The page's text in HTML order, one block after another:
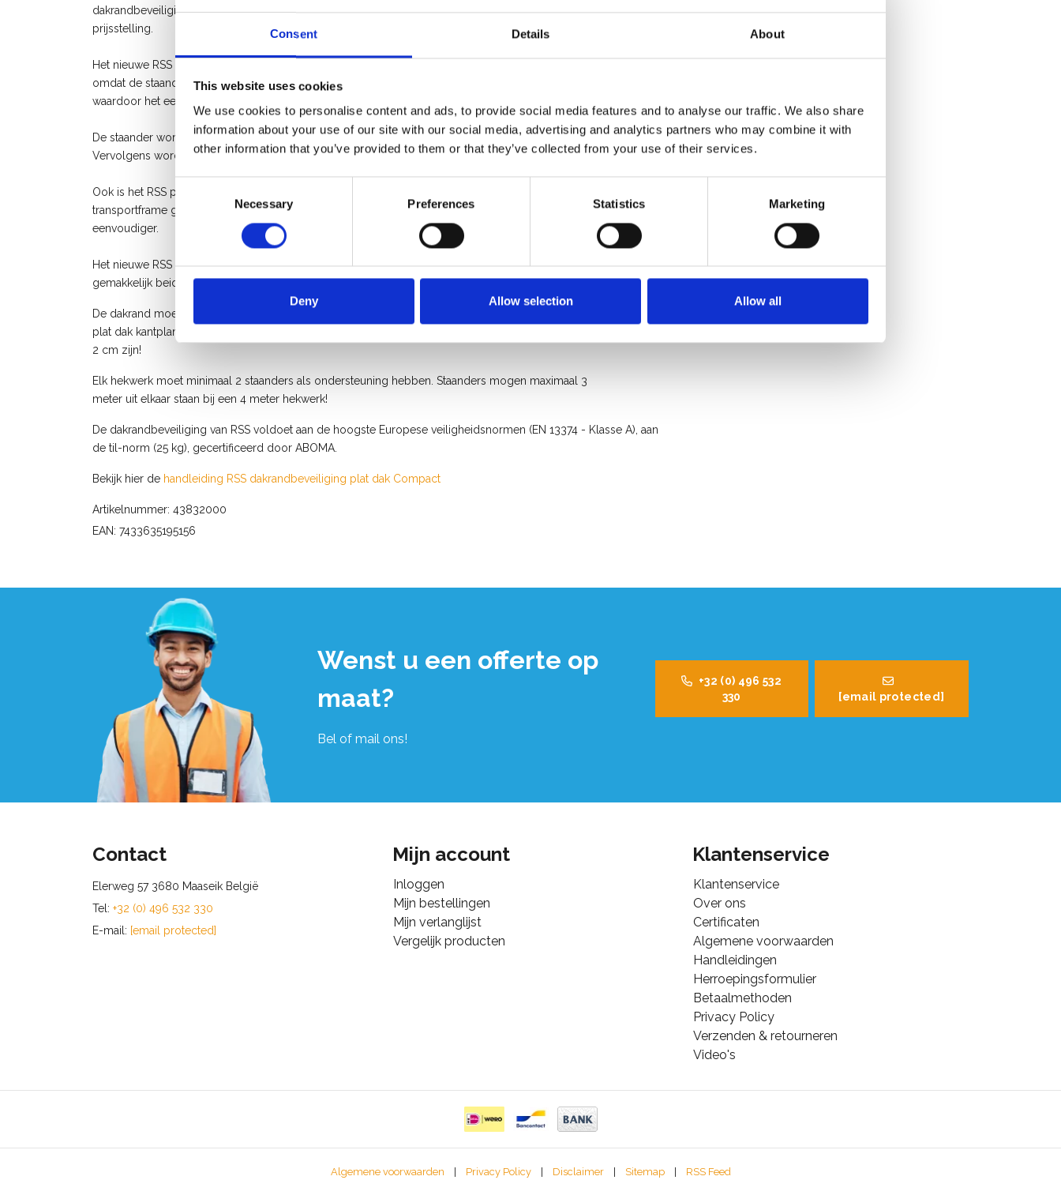
Consent Details About
This website uses cookies
We use cookies to personalise content and ads, to provide social media features and to analyse our traffic. We also share
information about your use of our site with our social media, advertising and analytics partners who may combine it with
other information that you’ve provided to them or that they’ve collected from your use of their services.
Necessary Preferences Statistics Marketing
Deny Allow selection Allow all
dakrandbeveiligingssysteem, wat zich onderscheid in efficiëntie, gebruiksvriendelijkheid en competitieve
prijsstelling.
Het nieuwe RSS systeem is gemakkelijk op te bouwen door één individu en neemt weinig ruimte in op het dak
omdat de staander slechts 60 cm lang is. Bovendien bestaat het Compact systeem slechts uit drie onderdelen,
waardoor het eenvoudig en snel is op te bouwen.
De staander wordt op zijn plaats gehouden door aan weerzijden een contragewicht (betonblok) te plaatsen.
Vervolgens wordt het hekwerk in de staander gehangen en gezekerd door de klemhaken.
Ook is het RSS plat dak Compact valbeveiliging systeem verkrijgbaar in combinatie met een hoogwaardig
transportframe geschikt tot 40 meter. Dit maakt opslag en transport van het Compact systeem alleen maar
eenvoudiger.
Het nieuwe RSS Compact systeem is ook compatibel met het oude RSS plat dak systeem. Hierdoor kun je
gemakkelijk beide systemen toepassen, en doorkoppelen met elkaar.
De dakrand moet een minimale hoogte van 15 cm hebben. Indien de dakrand lager is dan 15 cm dient de RSS
plat dak kantplank gemonteerd te worden. De opening tussen het werkoppervlak en de kantplank mag maximaal
2 cm zijn!
Elk hekwerk moet minimaal 2 staanders als ondersteuning hebben. Staanders mogen maximaal 3
meter uit elkaar staan bij een 4 meter hekwerk!
De dakrandbeveiliging van RSS voldoet aan de hoogste Europese veiligheidsnormen (EN 13374 - Klasse A), aan
de til-norm (25 kg), gecertificeerd door ABOMA.
Bekijk hier de handleiding RSS dakrandbeveiliging plat dak Compact
Artikelnummer: 43832000
EAN: 7433635195156
Wenst u een offerte op
maat?
Bel of mail ons!
+32 (0) 496 532
330
[email protected]
Contact
Elerweg 57 3680 Maaseik België
Tel: +32 (0) 496 532 330
E-mail: [email protected]
Mijn account
Inloggen
Mijn bestellingen
Mijn verlanglijst
Vergelijk producten
Klantenservice
Klantenservice
Over ons
Certificaten
Algemene voorwaarden
Handleidingen
Herroepingsformulier
Betaalmethoden
Privacy Policy
Verzenden & retourneren
Video's
Algemene voorwaarden Privacy Policy Disclaimer Sitemap RSS Feed